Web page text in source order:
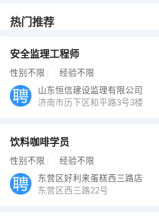
发布 [饮料咖啡学员 ]
hr 发布 [系统架构师 ]
hr 发布 [业务员 ] 招聘
【山东广域科技有限
热门推荐
安全监理工程师
性别不限 经验不限
山东恒信建设监理有限公司
济南市历下区和平路3号3楼
饮料咖啡学员
性别不限 经验不限
东营区好利来蛋糕西三路店
东营区西三路22号